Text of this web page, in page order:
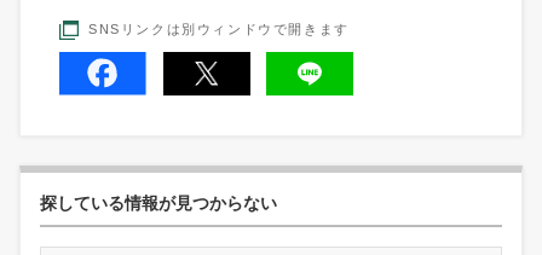
SNSリンクは別ウィンドウで開きます
探している情報が見つからない